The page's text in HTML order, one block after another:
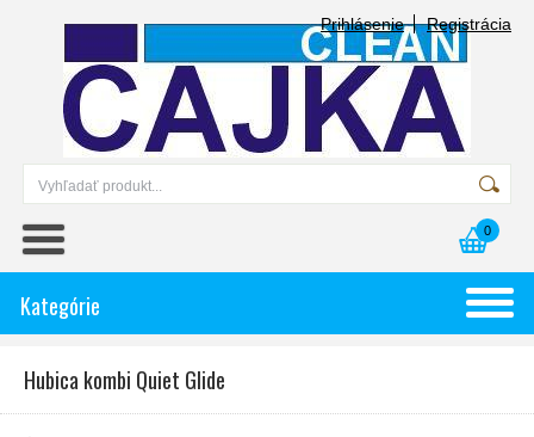
Prihlásenie Registrácia
0
Kategórie
Hubica kombi Quiet Glide